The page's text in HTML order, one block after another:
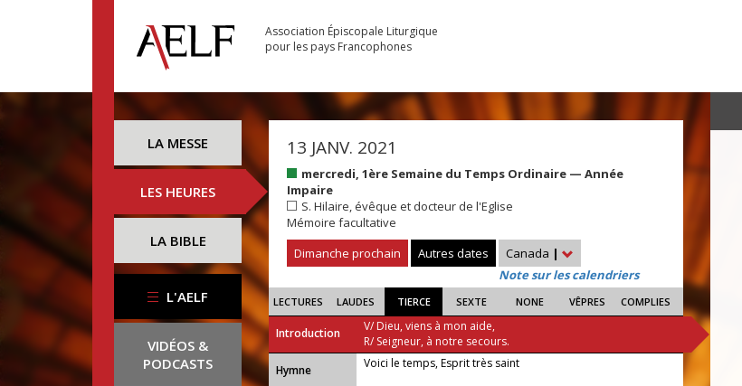
Association Épiscopale Liturgique
pour les pays Francophones
LA MESSE
LES HEURES
LA BIBLE
L'AELF
VIDÉOS &
PODCASTS
13 JANV. 2021
mercredi, 1ère Semaine du Temps Ordinaire — Année
Impaire
S. Hilaire, évêque et docteur de l'Eglise
Mémoire facultative
Dimanche prochain
Autres dates Canada |
Note sur les calendriers
LECTURES LAUDES TIERCE SEXTE NONE VÊPRES COMPLIES
Introduction
V/ Dieu, viens à mon aide,
R/ Seigneur, à notre secours.
...
Hymne Voici le temps, Esprit très saint